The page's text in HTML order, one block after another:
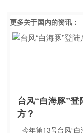
更多关于国内的资讯：
台风“白海豚”
方？
今年第13号台风“